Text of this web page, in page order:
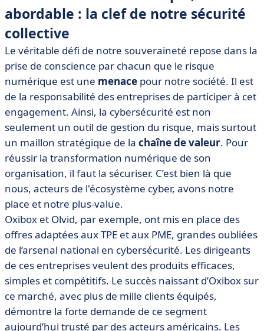
abordable : la clef de notre sécurité
collective
Le véritable défi de notre souveraineté repose dans la
prise de conscience par chacun que le risque
numérique est une menace pour notre société. Il est
de la responsabilité des entreprises de participer à cet
engagement. Ainsi, la cybersécurité est non
seulement un outil de gestion du risque, mais surtout
un maillon stratégique de la chaîne de valeur. Pour
réussir la transformation numérique de son
organisation, il faut la sécuriser. C’est bien là que
nous, acteurs de l'écosystème cyber, avons notre
place et notre plus-value.
Oxibox et Olvid, par exemple, ont mis en place des
offres adaptées aux TPE et aux PME, grandes oubliées
de l’arsenal national en cybersécurité. Les dirigeants
de ces entreprises veulent des produits efficaces,
simples et compétitifs. Le succès naissant d’Oxibox sur
ce marché, avec plus de mille clients équipés,
démontre la forte demande de ce segment
aujourd’hui trusté par des acteurs américains. Les